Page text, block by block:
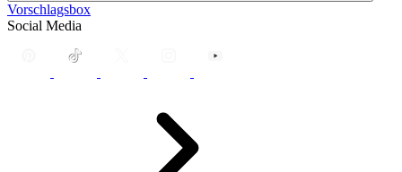
Vorschlagsbox
Social Media